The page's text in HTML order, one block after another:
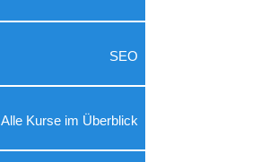
SEO
Alle Kurse im Überblick